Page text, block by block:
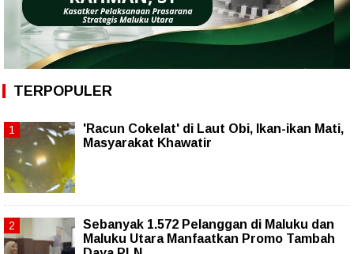
TERPOPULER
'Racun Cokelat' di Laut Obi, Ikan-ikan Mati,
Masyarakat Khawatir
Sebanyak 1.572 Pelanggan di Maluku dan
Maluku Utara Manfaatkan Promo Tambah